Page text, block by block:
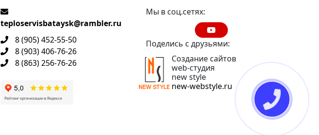
teploservisbataysk@rambler.ru
8 (905) 452-55-50
8 (903) 406-76-26
8 (863) 256-76-26
Мы в соц.сетях:
Поделись с друзьями:
Создание сайтов
web-студия
new style
new-webstyle.ru